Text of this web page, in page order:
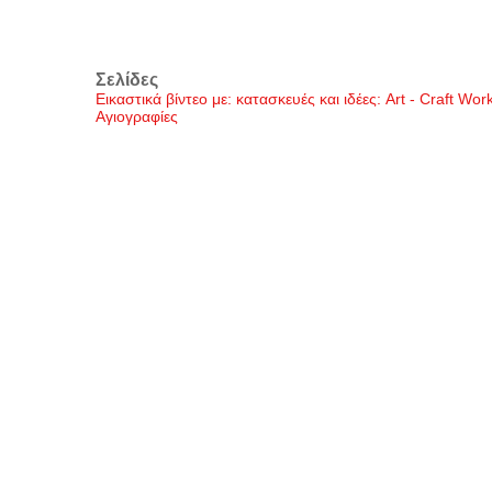
Σελίδες
Εικαστικά βίντεο με: κατασκευές και ιδέες: Art - Craft
Αγιογραφίες